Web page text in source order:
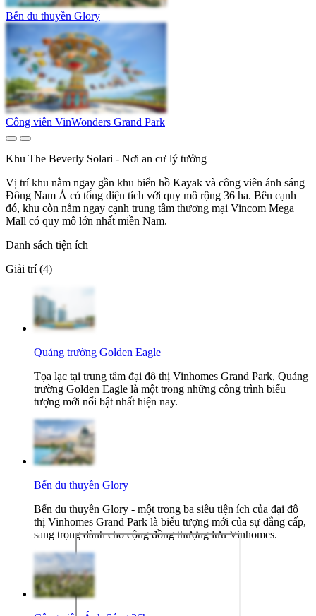
Bến du thuyền Glory
Công viên VinWonders Grand Park
Khu The Beverly Solari - Nơi an cư lý tưởng
Vị trí khu nằm ngay gần khu biển hồ Kayak và công viên ánh sáng
Đông Nam Á có tổng diện tích với quy mô rộng 36 ha. Bên cạnh
đó, khu còn nằm ngay cạnh trung tâm thương mại Vincom Mega
Mall có quy mô lớn nhất miền Nam.
Danh sách tiện ích
Giải trí (4)
Quảng trường Golden Eagle
Tọa lạc tại trung tâm đại đô thị Vinhomes Grand Park, Quảng
trường Golden Eagle là một trong những công trình biểu
tượng mới nổi bật nhất hiện nay.
Bến du thuyền Glory
Bến du thuyền Glory - một trong ba siêu tiện ích của đại đô
thị Vinhomes Grand Park là biểu tượng mới của sự đẳng cấp,
sang trọng dành cho cộng đồng thượng lưu Vinhomes.